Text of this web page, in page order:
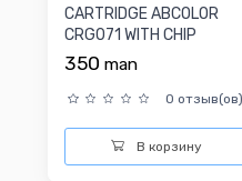
CARTRIDGE ABCOLOR
CRG071 WITH CHIP
350 man
0 отзыв(ов)
В корзину